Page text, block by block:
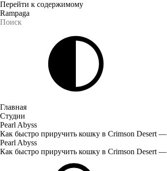
Перейти к содержимому
Rampaga
Главная
Студии
Pearl Abyss
Как быстро приручить кошку в Crimson Desert
Pearl Abyss
Как быстро приручить кошку в Crimson Desert